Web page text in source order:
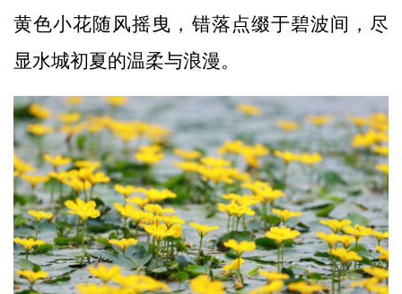
黄色小花随风摇曳，错落点缀于碧波间，尽
显水城初夏的温柔与浪漫。